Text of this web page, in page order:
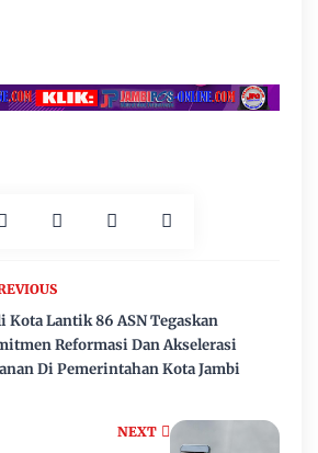
NEXT
Kota Lantik 86 ASN Tegaskan
Reformasi Dan Akselerasi
Di Pemerintahan Kota Jambi